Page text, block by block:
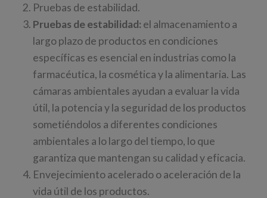
Pruebas de estabilidad.
Pruebas de estabilidad: el almacenamiento a
largo plazo de productos en condiciones
específicas es esencial en industrias como la
farmacéutica, la cosmética y la alimentaria. Las
cámaras ambientales ayudan a evaluar la vida
útil, la potencia y la seguridad de los productos
sometiéndolos a diferentes condiciones
ambientales a lo largo del tiempo, lo que
garantiza que mantengan su calidad y eficacia.
Envejecimiento acelerado o aceleración de la
vida útil de los productos.